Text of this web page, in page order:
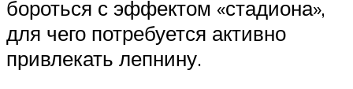
бороться с эффектом «стадиона»,
для чего потребуется активно
привлекать лепнину.